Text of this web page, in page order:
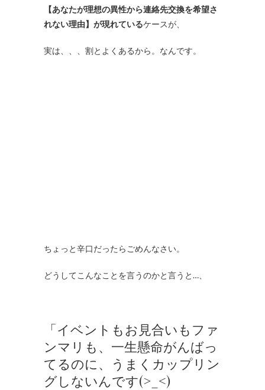
【あなたが理想の異性から連絡先交換を希望さ
れない理由】が現れているケースが、
実は、、、割とよくあるから。なんです。
ちょっと辛口だったらごめんなさい。
どうしてこんなことを言うのかと言うと…、
「イベントもお見合いもファ
ンマリも、一生懸命がんばっ
てるのに、うまくカップリン
グしないんです(>_<)